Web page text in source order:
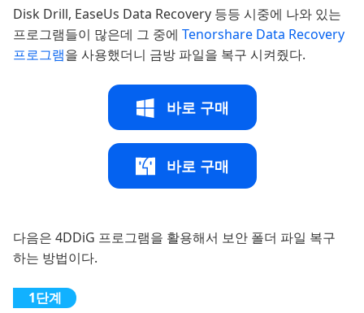
Disk Drill, EaseUs Data Recovery 등등 시중에 나와 있는
프로그램들이 많은데 그 중에 Tenorshare Data Recovery
프로그램을 사용했더니 금방 파일을 복구 시켜줬다.
바로 구매
바로 구매
다음은 4DDiG 프로그램을 활용해서 보안 폴더 파일 복구
하는 방법이다.